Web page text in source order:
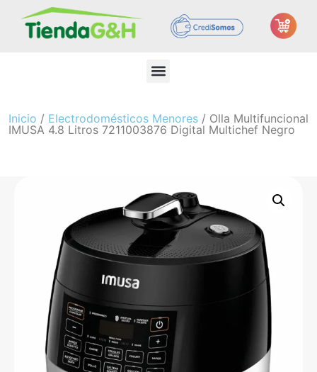
Inicio / Electrodomésticos Menores / Olla Multifuncional
IMUSA 4.8 Litros 7211003876 Digital Multichef Negro